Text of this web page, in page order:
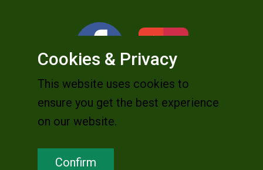
Cookies & Privacy
This website uses cookies to
ensure you get the best experience
on our website.
Confirm